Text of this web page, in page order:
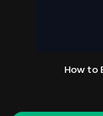
How to